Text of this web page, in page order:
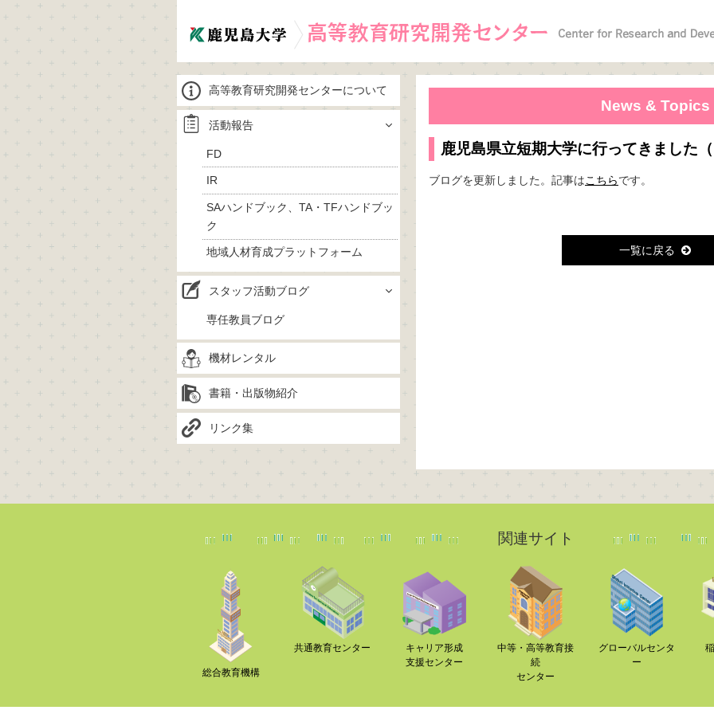
高等教育研究開発センターについて
活動報告
FD
IR
SAハンドブック、TA・TFハンドブッ
ク
地域人材育成プラットフォーム
スタッフ活動ブログ
専任教員ブログ
機材レンタル
書籍・出版物紹介
リンク集
News & Topics
鹿児島県立短期大学に行ってきました
ブログを更新しました。記事はこちらです。
一覧に戻る
関連サイト
総合教育機構
共通教育センター
キャリア形成
支援センター
中等・高等教育接
続
センター
グローバルセンタ
ー